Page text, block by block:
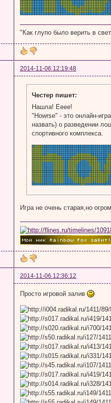
"Как глупо было верить в
2014-11-06 12:19:48
Честер пишет:
Нашла! Ееее!
"Howrse" - это онлайн-
назвать) о разведении
спортивного комплекса.
Игра не очень старая,но
2014-11-06 12:36:12
Просто игровой залив